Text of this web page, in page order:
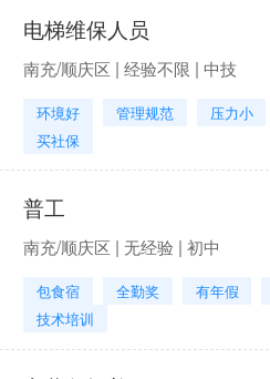
电梯维保人员
南充/顺庆区 | 经验不限 | 中技
环境好 管理规范 压力小
买社保
普工
南充/顺庆区 | 无经验 | 初中
包食宿 全勤奖 有年假
技术培训